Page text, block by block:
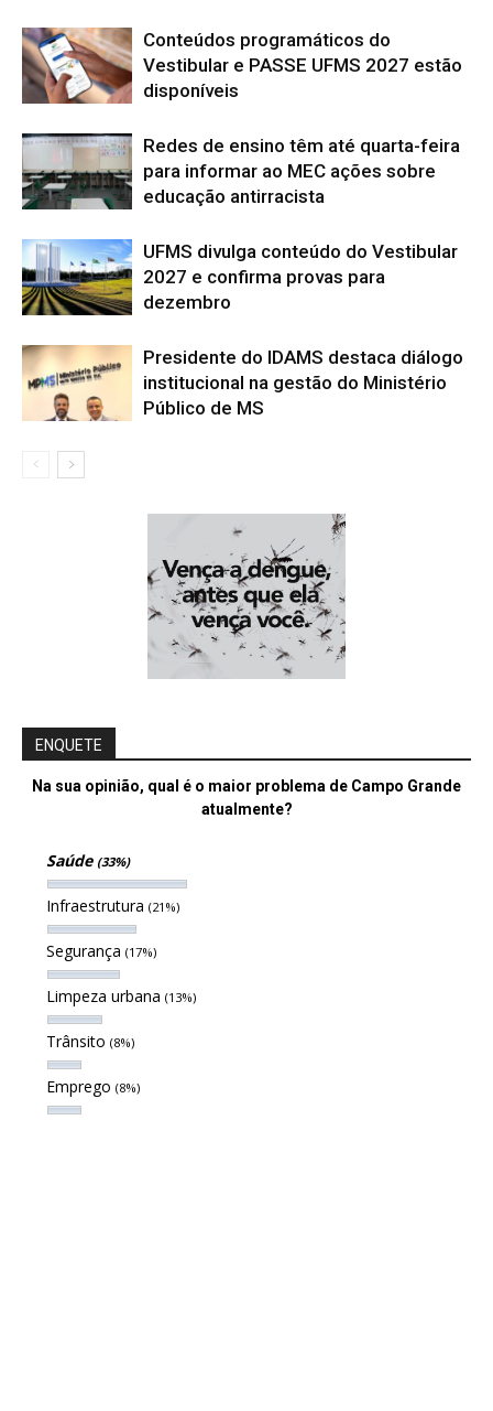
Conteúdos programáticos do
Vestibular e PASSE UFMS 2027 estão
disponíveis
Redes de ensino têm até quarta-feira
para informar ao MEC ações sobre
educação antirracista
UFMS divulga conteúdo do Vestibular
2027 e confirma provas para
dezembro
Presidente do IDAMS destaca diálogo
institucional na gestão do Ministério
Público de MS
ENQUETE
Na sua opinião, qual é o maior problema de Campo Grande
atualmente?
Saúde (33%)
Infraestrutura (21%)
Segurança (17%)
Limpeza urbana (13%)
Trânsito (8%)
Emprego (8%)